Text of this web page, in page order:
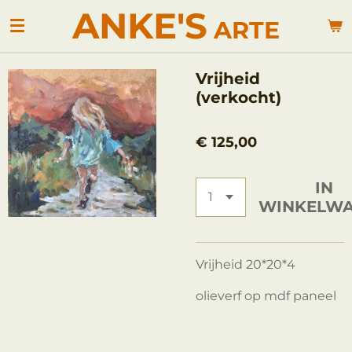
Ga
direct
de
hoofdinhoud
ANKE'S ARTE
Vrijheid
(verkocht)
€ 125,00
IN
Vrijheid 20*20*4
olieverf op mdf paneel